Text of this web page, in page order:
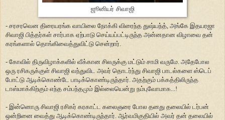
ஜூனியர் சிவாஜி
- சரசரவென திரையரங்க வாயிலை நோக்கி விரைந்த துஷ்யந்த், அங்கே இதயரஜா
சிவாஜி பித்தர்கள் சார்பாக ஏற்பாடு செய்யப்பட்டிருந்த அன்னதான விழாவை தன்
கரங்களால் தொங்கிவைத்துவிட்டு சென்றார்.
- கோவில் திருவிழாக்களில் வீக்கான சிலருக்கு மட்டும் சாமி வருமே. அதேபோல
ஒரு ரசிகருக்குள் சிவாஜி வந்துவிட அவர் தொடர்ந்து சிவாஜி பாடல்களை ஸ்டெப்
போட்டு ஆடிக்கொண்டே பாடிக்கொண்டிருந்தார். அதற்கும் பக்கத்திலிருந்த
டாஸ்மாக்கிற்கும் எந்த சம்பந்தமும் இல்லையென்று நம்புவோமாக...!
- இன்னொரு சிவாஜி ரசிகர் கரகாட்ட கலைஞரை போல தனது தலையில் டர்பன்
ஒன்றினை வைத்து ஆடிக்கொண்டிருந்தார். ஆர்வமிகுதியில் அவர் தன் தலையில்